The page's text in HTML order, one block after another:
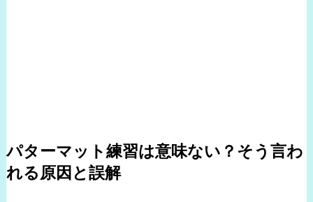
パターマット練習は意味ない？そう言わ
れる原因と誤解